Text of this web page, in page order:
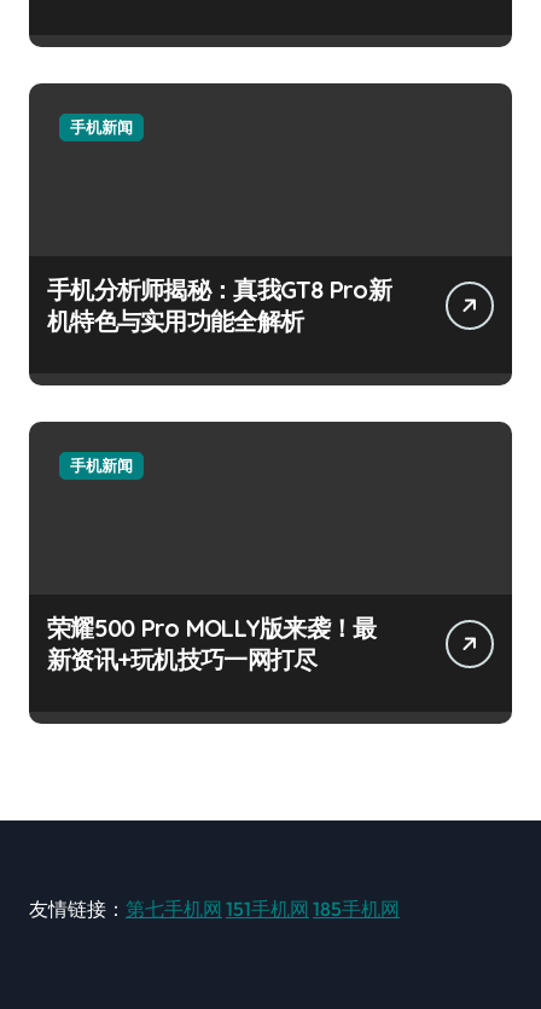
手机新闻
手机分析师揭秘：真我GT8 Pro新
机特色与实用功能全解析
手机新闻
荣耀500 Pro MOLLY版来袭！最
新资讯+玩机技巧一网打尽
友情链接： 第七手机网 151手机网 185手机网